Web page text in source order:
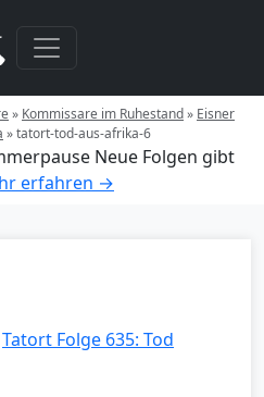
» Kommissare im Ruhestand» Eisner
»tatort-tod-aus-afrika-6
Neue Folgen gibt
erfahren →
Tatort Folge 635: Tod